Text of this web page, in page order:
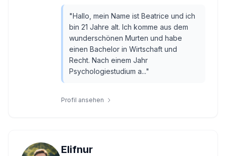
"Hallo, mein Name ist Beatrice und ich
bin 21 Jahre alt. Ich komme aus dem
wunderschönen Murten und habe
einen Bachelor in Wirtschaft und
Recht. Nach einem Jahr
Psychologiestudium a..."
Profil ansehen
Elifnur